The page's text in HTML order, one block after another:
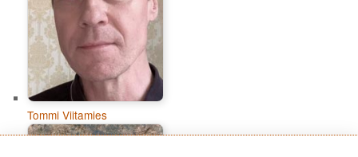
Tommi Viitamies